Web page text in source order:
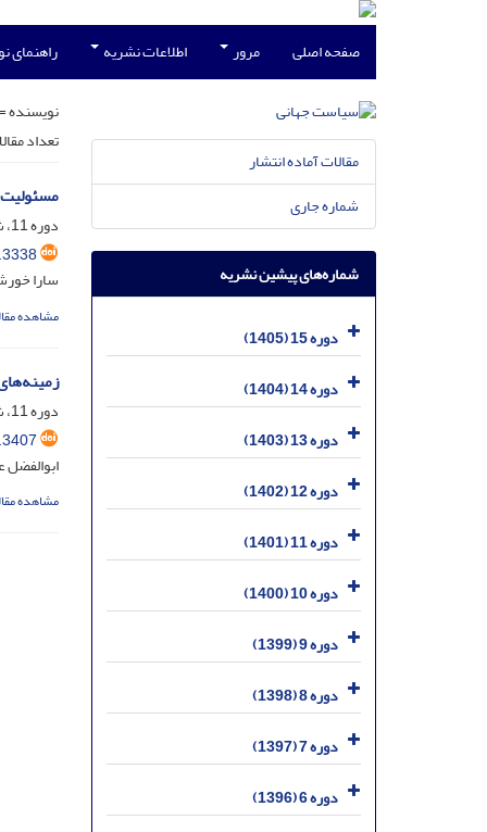
صفحه اصلی مرور اطلاعات نشریه راهنمای
نویسنده
تعداد
دوره 11، شماره 2، شهریور 1401، صفحه
سارا
مشاهده
دوره 11، شماره 1، خرداد 1401، صفحه
مشاهده
مقالات آماده انتشار
شماره جاری
شماره‌های پیشین نشریه
دوره 15 (1405)
دوره 14 (1404)
دوره 13 (1403)
دوره 12 (1402)
دوره 11 (1401)
دوره 10 (1400)
دوره 9 (1399)
دوره 8 (1398)
دوره 7 (1397)
دوره 6 (1396)